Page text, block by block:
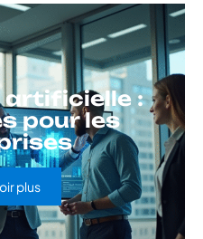
artificielle :
pour les
plus